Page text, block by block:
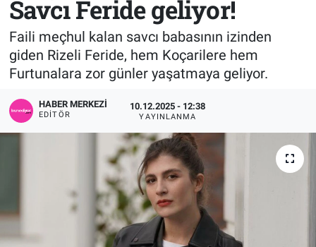
Savcı Feride geliyor!
Faili meçhul kalan savcı babasının izinden
giden Rizeli Feride, hem Koçarilere hem
Furtunalara zor günler yaşatmaya geliyor.
HABER MERKEZI
EDITÖR
10.12.2025 - 12:38
YAYINLANMA
Spor
Teknoloji
Tv Medya